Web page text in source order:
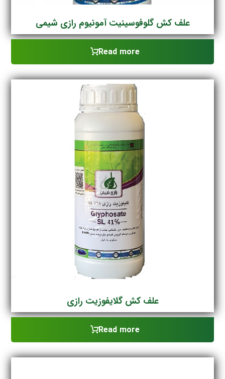
علف کش گلوفوسینیت آمونیوم رازی شیمی
Read more
علف کش گلایفوزیت رازی
Read more